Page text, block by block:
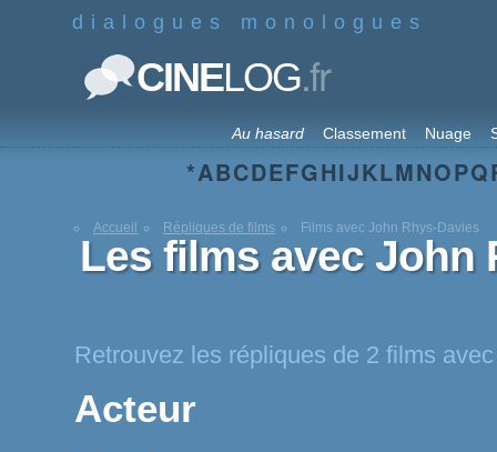
dialogues monologues
CINELOG.fr
Au hasard Classement Nuage
*ABCDEFGHIJKLMNOPQ
Accueil Répliques de films Films avec John Rhys-Davies
Les films avec John
Retrouvez les répliques de 2 films
Acteur